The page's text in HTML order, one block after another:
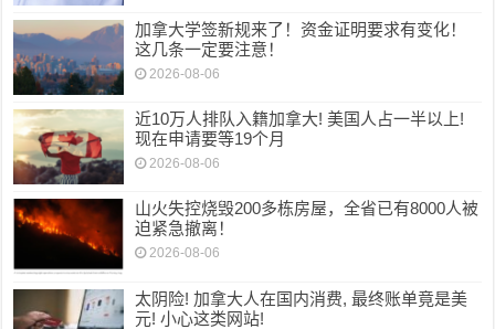
加拿大学签新规来了！资金证明要求有变化！
这几条一定要注意！
2026-08-06
近10万人排队入籍加拿大! 美国人占一半以上!
现在申请要等19个月
2026-08-06
山火失控烧毁200多栋房屋，全省已有8000人被
迫紧急撤离！
2026-08-06
太阴险! 加拿大人在国内消费, 最终账单竟是美
元! 小心这类网站!